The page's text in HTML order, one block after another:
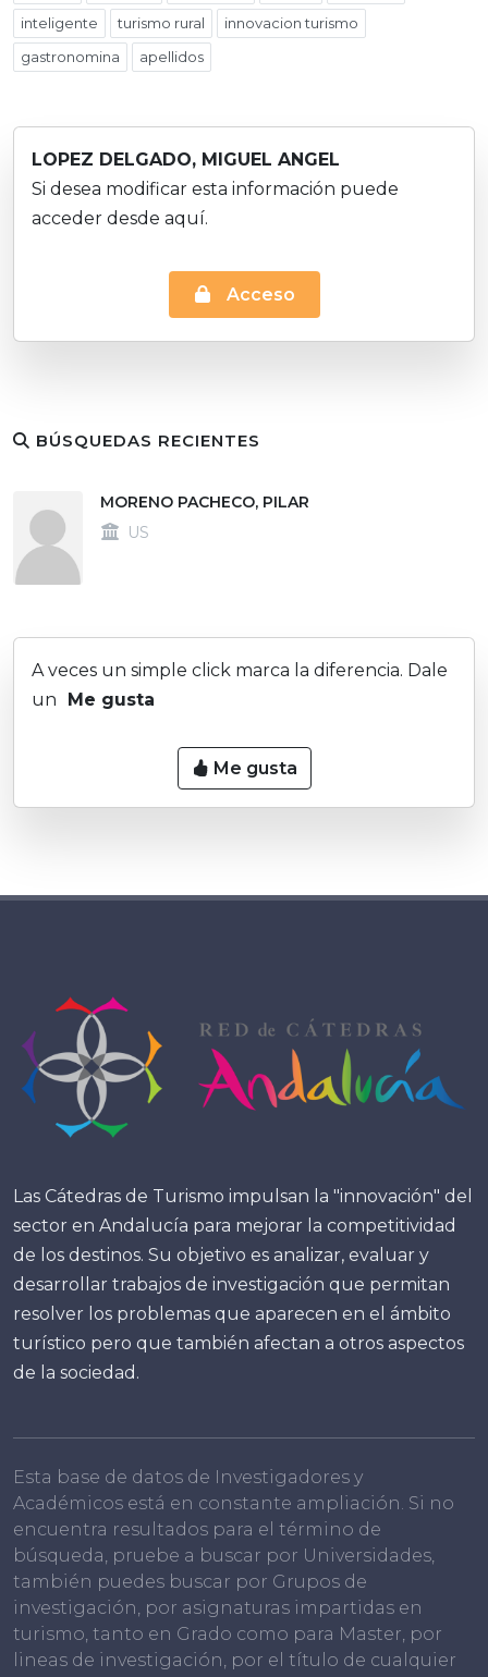
inteligente
turismo rural
innovacion turismo
gastronomina
apellidos
LOPEZ DELGADO, MIGUEL ANGEL
Si desea modificar esta información puede
acceder desde aquí.
Acceso
BÚSQUEDAS RECIENTES
MORENO PACHECO, PILAR
US
A veces un simple click marca la diferencia. Dale
un Me gusta
Me gusta
Las Cátedras de Turismo impulsan la "innovación" del
sector en Andalucía para mejorar la competitividad
de los destinos. Su objetivo es analizar, evaluar y
desarrollar trabajos de investigación que permitan
resolver los problemas que aparecen en el ámbito
turístico pero que también afectan a otros aspectos
de la sociedad.
Esta base de datos de Investigadores y
Académicos está en constante ampliación. Si no
encuentra resultados para el término de
búsqueda, pruebe a buscar por Universidades,
también puedes buscar por Grupos de
investigación, por asignaturas impartidas en
turismo, tanto en Grado como para Master, por
lineas de investigación, por el título de cualquier